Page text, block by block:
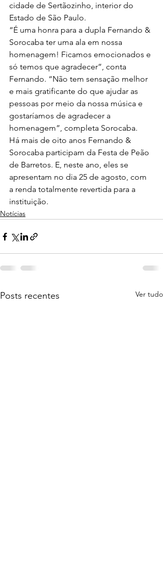
cidade de Sertãozinho, interior do
Estado de São Paulo.
“É uma honra para a dupla Fernando &
Sorocaba ter uma ala em nossa
homenagem! Ficamos emocionados e
só temos que agradecer”, conta
Fernando. “Não tem sensação melhor
e mais gratificante do que ajudar as
pessoas por meio da nossa música e
gostaríamos de agradecer a
homenagem”, completa Sorocaba.
Há mais de oito anos Fernando &
Sorocaba participam da Festa de Peão
de Barretos. E, neste ano, eles se
apresentam no dia 25 de agosto, com
a renda totalmente revertida para a
instituição.
Notícias
Posts recentes Ver tudo